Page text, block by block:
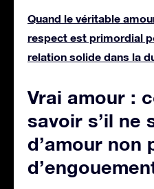
Quand le véritable
respect est primordial
relation solide dans la
Vrai amour :
savoir s’il ne
d’amour non